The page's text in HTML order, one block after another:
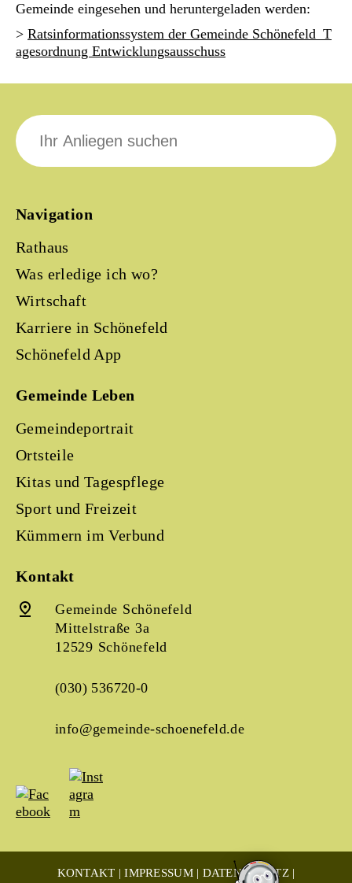
Gemeinde eingesehen und heruntergeladen werden:
> Ratsinformationssystem der Gemeinde Schönefeld_T
agesordnung Entwicklungsausschuss
Navigation
Rathaus
Was erledige ich wo?
Wirtschaft
Karriere in Schönefeld
Schönefeld App
Gemeinde Leben
Gemeindeportrait
Ortsteile
Kitas und Tagespflege
Sport und Freizeit
Kümmern im Verbund
Kontakt
Gemeinde Schönefeld
Mittelstraße 3a
12529 Schönefeld
(030) 536720-0
info@gemeinde-schoenefeld.de
Suche
nach:
KONTAKT IMPRESSUM DATENSCHUTZ